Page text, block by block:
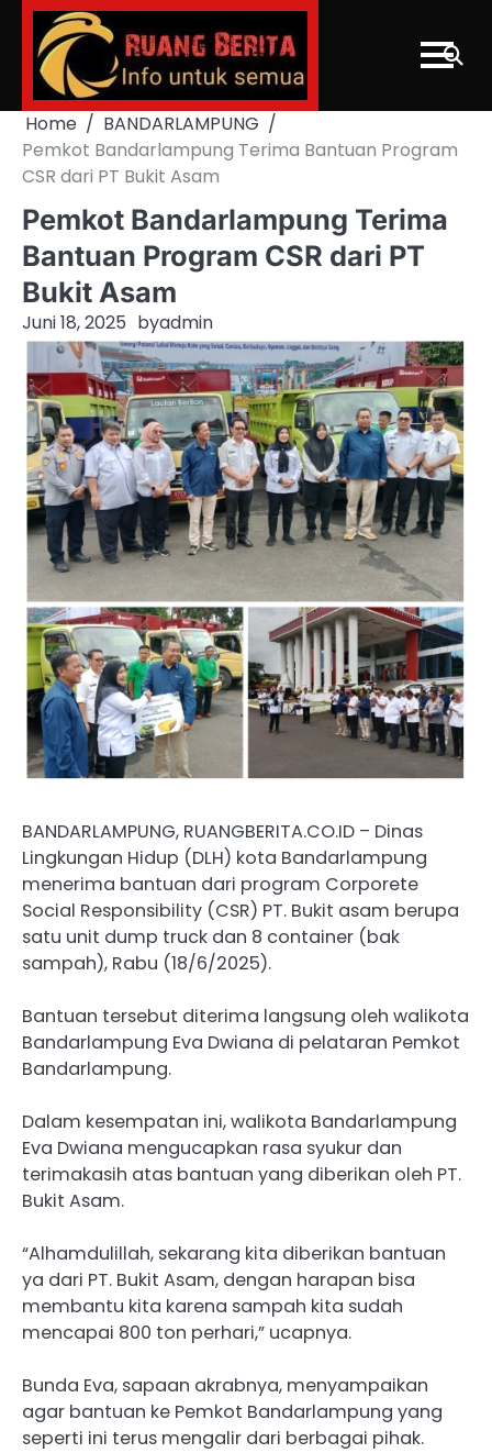
Skip
content
Home
BANDARLAMPUNG
Pemkot Bandarlampung Terima Bantuan Program
CSR dari PT Bukit Asam
Pemkot Bandarlampung Terima
Bantuan Program CSR dari PT
Bukit Asam
Juni 18, 2025 byadmin
BANDARLAMPUNG, RUANGBERITA.CO.ID – Dinas
Lingkungan Hidup (DLH) kota Bandarlampung
menerima bantuan dari program Corporete
Social Responsibility (CSR) PT. Bukit asam berupa
satu unit dump truck dan 8 container (bak
sampah), Rabu (18/6/2025).
Bantuan tersebut diterima langsung oleh walikota
Bandarlampung Eva Dwiana di pelataran Pemkot
Bandarlampung.
Dalam kesempatan ini, walikota Bandarlampung
Eva Dwiana mengucapkan rasa syukur dan
terimakasih atas bantuan yang diberikan oleh PT.
Bukit Asam.
“Alhamdulillah, sekarang kita diberikan bantuan
ya dari PT. Bukit Asam, dengan harapan bisa
membantu kita karena sampah kita sudah
mencapai 800 ton perhari,” ucapnya.
Bunda Eva, sapaan akrabnya, menyampaikan
agar bantuan ke Pemkot Bandarlampung yang
seperti ini terus mengalir dari berbagai pihak.